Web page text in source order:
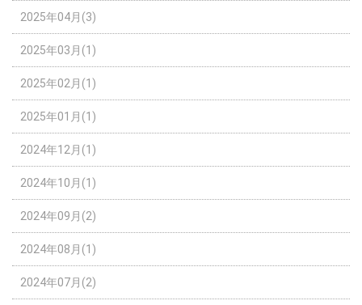
2025年04月(3)
2025年03月(1)
2025年02月(1)
2025年01月(1)
2024年12月(1)
2024年10月(1)
2024年09月(2)
2024年08月(1)
2024年07月(2)